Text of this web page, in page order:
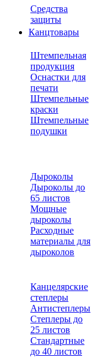
Средства
защиты
Канцтовары
Штемпельная
продукция
Оснастки для
печати
Штемпельные
краски
Штемпельные
подушки
Дыроколы
Дыроколы до
65 листов
Мощные
дыроколы
Расходные
материалы для
дыроколов
Канцелярские
степлеры
Антистеплеры
Степлеры до
25 листов
Стандартные
до 40 листов